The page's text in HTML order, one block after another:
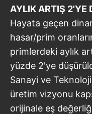
AYLIK ARTIŞ 2'YE
Hayata geçen
hasar/prim
primlerdeki aylık
yüzde 2'ye
Sanayi ve Teknoloji
üretim vizyonu
orijinale eş